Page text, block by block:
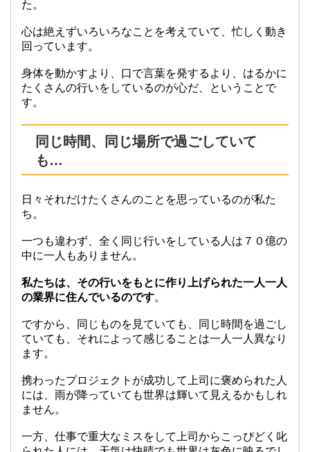
た。
心は絶えずいろいろなことを考えていて、忙しく動き
回っています。
身体を動かすより、口で言葉を発するより、はるかに
たくさんの行いをしているのが心だ、ということで
す。
同じ時間、同じ場所で過ごしていて
も…
日々それだけたくさんのことを思っているのが私た
ち。
一つも違わず、全く同じ行いをしている人は７０億の
中に一人もありません。
私たちは、その行いをもとに作り上げられた一人一人
の業界に住んでいるのです。
ですから、同じものを見ていても、同じ時間を過ごし
ていても、それによって感じることは一人一人異なり
ます。
携わったプロジェクトが成功して上司に褒められた人
には、雨が降っていても世界は輝いて見えるかもしれ
ません。
一方、仕事で重大なミスをして上司からこっぴどく叱